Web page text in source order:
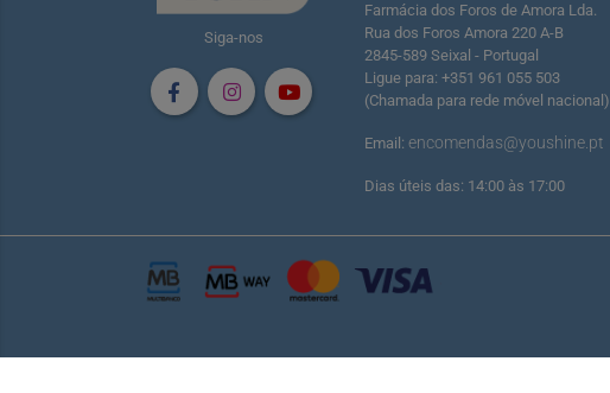
Siga-nos
Farmácia dos Foros de Amora Lda.
Rua dos Foros Amora 220 A-B
2845-589 Seixal - Portugal
Ligue para: +351 961 055 503
(Chamada para rede móvel nacional)
Email: encomendas@youshine.pt
Dias úteis das: 14:00 às 17:00